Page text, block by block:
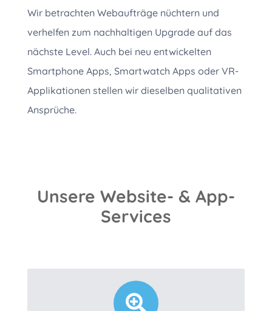
Wir betrachten Webaufträge nüchtern und
verhelfen zum nachhaltigen Upgrade auf das
nächste Level. Auch bei neu entwickelten
Smartphone Apps, Smartwatch Apps oder VR-
Applikationen stellen wir dieselben qualitativen
Ansprüche.
Unsere Website- & App-
Services
